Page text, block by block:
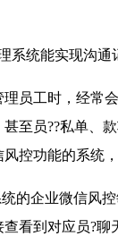
统能实现沟通
工时，经常会
至员??私单、
控功能的系统
企业微信风控
查看到对应员?